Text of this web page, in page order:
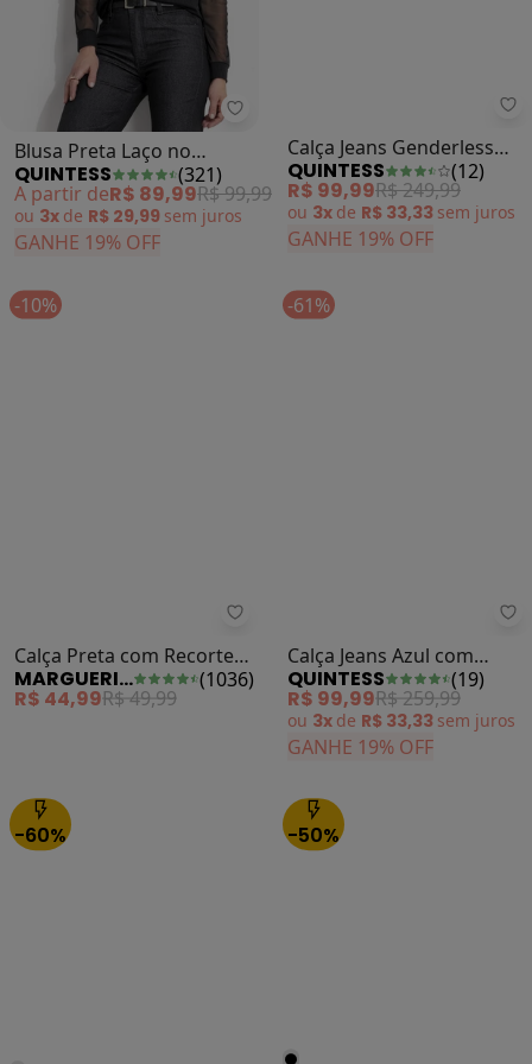
Quintess - Blusa Preta Laço no
Blusa Preta Laço no
Decote e Mangas
Bufantes
QUINTESS (321)
A partir deR$ 89,99R$ 99,99
ou 3x de R$ 29,99 sem juros
GANHE 19% OFF
Calça Jeans Genderless
com Bolsos Funcionais
QUINTESS (12)
R$ 99,99R$ 249,99
ou 3x de R$ 33,33 sem juros
GANHE 19% OFF
-10%
Calça Preta com Recortes
em Cirrê Plus Size
MARGUERITE (1036)
R$ 44,99R$ 49,99
-61%
Calça Jeans Azul com
Bordado
QUINTESS (19)
R$ 99,99R$ 259,99
ou 3x de R$ 33,33 semjuros
GANHE 19% OFF
-60% -50%